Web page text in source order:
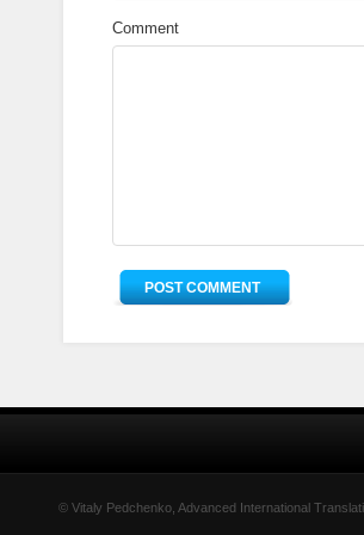
Comment
© Vitaly Pedchenko, Advanced International